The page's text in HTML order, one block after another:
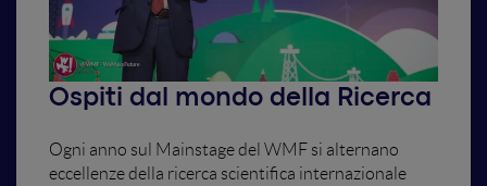
Ospiti dal mondo della Ricerca
Ogni anno sul Mainstage del WMF si alternano
eccellenze della ricerca scientifica internazionale